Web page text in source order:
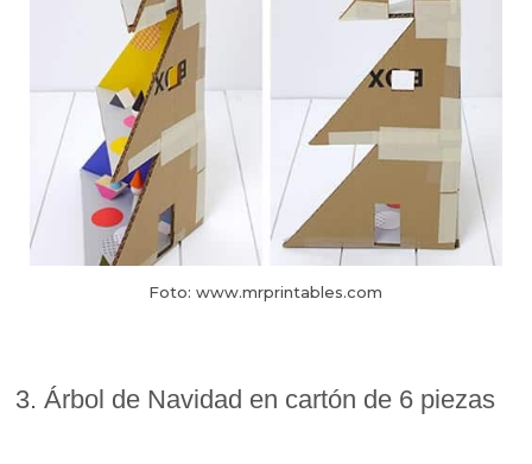
Foto: www.mrprintables.com
3. Árbol de Navidad en cartón de 6 piezas